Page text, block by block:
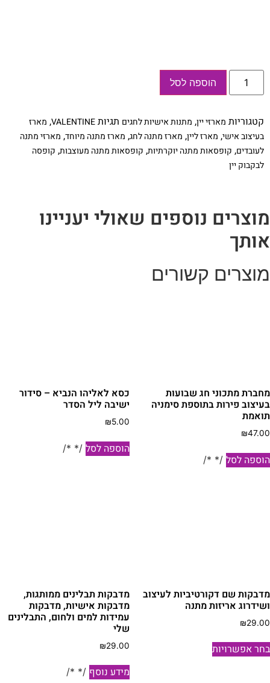
כמות
מארז
מתנה
נהדרת
לוולנטיין
הוספה לסל
קטגוריותמארזי יין,מתנות אישיות לחגים תגיותVALENTINE
,מארז
בעיצוב אישי,מארז ליין,מארז מתנה לחג,מארז מתנה מיוחד,מארזי מתנה
לעובדים,קופסאות מתנה יוקרתיות,קופסאות מתנה מעוצבות,קופסה
לבקבוק יין
נוספים שאולי יעניינו
קשורים
מתכוני חג שבועות
פירות בתוספת סימניה
₪
לסל /* */
כסא לאליהו הנביא – סידור
ישיבה ליל הסדר
₪5.00
הוספה לסל /* */
שם דקורטיביות לעיצוב
אריזות מתנה
₪
אפשרויות
למוצר
זה
מדבקות תבלינים ממותגות,
מדבקות אישיות, מדבקות
עמידות למים ולחום, התבלינים
שלי
₪29.00
מידע נוסף /* */